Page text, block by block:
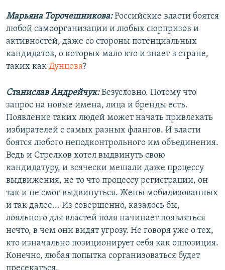
Марьяна Торочешникова:Российские власти боятся
любой самоорганизации и любых сюрпризов и
активностей, даже со стороны потенциальных
кандидатов, о которых мало кто и знает в стране,
таких как Дунцова?
Станислав Андрейчук:Безусловно. Потому что
запрос на новые имена, лица и бренды есть.
Появление таких людей может начать привлекать
избирателей с самых разных флангов. И власти
боятся любого неподконтрольного им объединения.
Ведь и Стрелков хотел выдвинуть свою
кандидатуру, и всячески мешали даже процессу
выдвижения, не то что процессу регистрации, он
так и не смог выдвинуться. Жены мобилизованных
и так далее... Из совершенно, казалось бы,
лояльного для властей поля начинает появляться
нечто, в чем они видят угрозу. Не говоря уже о тех,
кто изначально позиционирует себя как оппозиция.
Конечно, любая попытка сорганизоваться будет
пресекаться.